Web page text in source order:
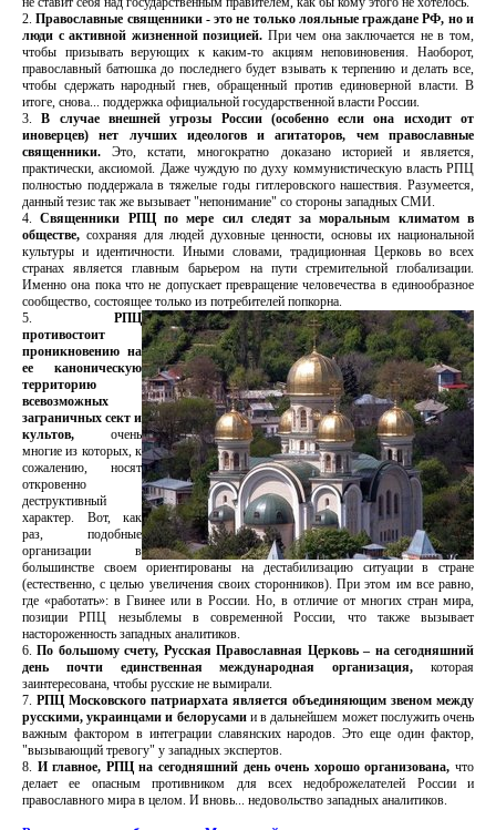
2.Православные священники - это не только лояльные граждане РФ, но и
люди с активной жизненной позицией. При чем она заключается не в том,
чтобы призывать верующих к каким-то акциям неповиновения. Наоборот,
православный батюшка до последнего будет взывать к терпению и делать все,
чтобы сдержать народный гнев, обращенный против единоверной власти. В
итоге, снова... поддержка официальной государственной власти России.
3.В случае внешней угрозы России (особенно если она исходит от
иноверцев) нет лучших идеологов и агитаторов, чем православные
священники. Это, кстати, многократно доказано историей и является,
практически, аксиомой. Даже чуждую по духу коммунистическую власть РПЦ
полностью поддержала в тяжелые годы гитлеровского нашествия. Разумеется,
данный тезис так же вызывает "непонимание" со стороны западных СМИ.
4.Священники РПЦ по мере сил следят за моральным климатом в
обществе, сохраняя для людей духовные ценности, основы их национальной
культуры и идентичности. Иными словами, традиционная Церковь во всех
странах является главным барьером на пути стремительной глобализации.
Именно она пока что не допускает превращение человечества в единообразное
сообщество, состоящее только из потребителей попкорна.
5. РПЦ
противостоит
проникновению на
ее каноническую
территорию
всевозможных
заграничных сект и
культов, очень
многие из которых, к
сожалению, носят
откровенно
деструктивный
характер. Вот, как
раз, подобные
организации в
большинстве своем ориентированы на дестабилизацию ситуации в стране
(естественно, с целью увеличения своих сторонников). При этом им все равно,
где «работать»: в Гвинее или в России. Но, в отличие от многих стран мира,
позиции РПЦ незыблемы в современной России, что также вызывает
настороженность западных аналитиков.
6.По большому счету, Русская Православная Церковь – на сегодняшний
день почти единственная международная организация, которая
заинтересована, чтобы русские не вымирали.
7. РПЦ Московского патриархата является объединяющим звеном между
русскими, украинцами и белорусамии в дальнейшем может послужить очень
важным фактором в интеграции славянских народов. Это еще один фактор,
"вызывающий тревогу" у западных экспертов.
8. И главное, РПЦ на сегодняшний день очень хорошо организована, что
делает ее опасным противником для всех недоброжелателей России и
православного мира в целом. И вновь... недовольство западных аналитиков.